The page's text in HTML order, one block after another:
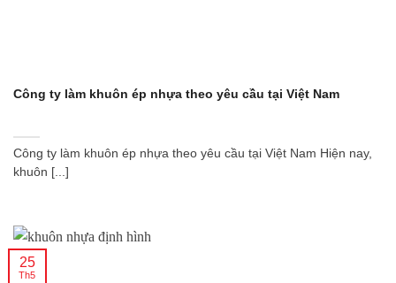
Công ty làm khuôn ép nhựa theo yêu cầu tại Việt Nam
Công ty làm khuôn ép nhựa theo yêu cầu tại Việt Nam Hiện nay,
khuôn [...]
25
Th5